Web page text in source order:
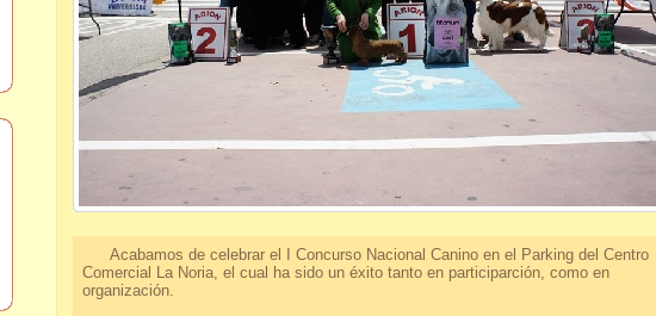
Acabamos de celebrar el I Concurso Nacional Canino en el Parking del Centro
Comercial La Noria, el cual ha sido un éxito tanto en participarción, como en
organización.